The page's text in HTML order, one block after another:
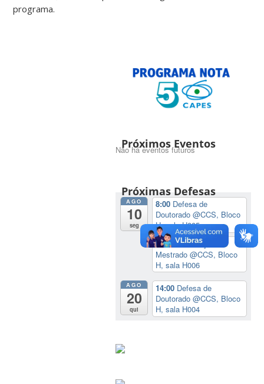
programa.
Próximos Eventos
Não há eventos futuros
Próximas Defesas
AGO
10
seg
8:00 Defesa de
Doutorado@CCS, Bloco
H, sala H005
8:00 Qualificação de
Mestrado@CCS, Bloco
H, sala H006
AGO
20
qui
14:00 Defesa de
Doutorado@CCS, Bloco
H, sala H004